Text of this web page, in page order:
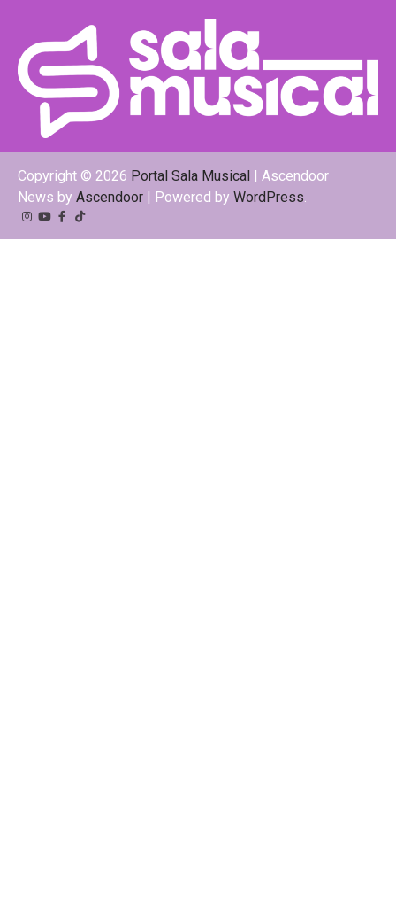
Copyright © 2026 Portal Sala Musical
| Ascendoor
News by Ascendoor | Powered by WordPress.
Instagram
YouTube
Facebook
Tiktok